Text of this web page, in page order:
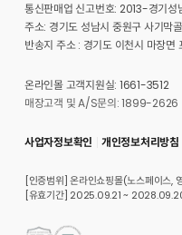
통신판매업 신고번호: 2013-경기
주소: 경기도 성남시 중원구 사기막
반송지 주소 : 경기도 이천시 마장
온라인몰 고객지원실: 1661-3512
매장고객 및 A/S문의: 1899-2626
사업자정보확인 개인정보처리방침
[인증범위] 온라인쇼핑몰(노스페이스,
[유효기간] 2025.09.21 ~